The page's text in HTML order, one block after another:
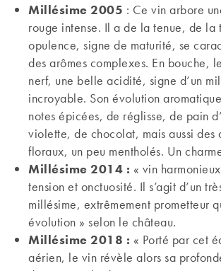
Millésime 2005 : Ce vin arbore
rouge intense. Il a de la tenue, de la
opulence, signe de maturité, se
des arômes complexes. En bouche,
nerf, une belle acidité, signe d’un
incroyable. Son évolution
notes épicées, de réglisse, de pain
violette, de chocolat, mais aussi des
floraux, un peu mentholés. Un
Millésime 2014 : « vin
tension et onctuosité. Il s’agit d’un
millésime, extrêmement prometteur
évolution » selon le château.
Millésime 2018 : « Porté par cet
aérien, le vin révèle alors sa